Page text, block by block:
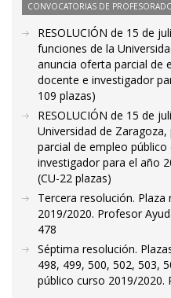
CONVOCATORIAS DE
RESOLUCIÓN de 15 de
funciones de la
anuncia oferta parcial de
docente e investigador
109 plazas)
RESOLUCIÓN de 15 de
Universidad de
parcial de empleo
investigador para el año
(CU-22 plazas)
Tercera resolución. Plaza
2019/2020. Profesor
478
Séptima resolución.
498, 499, 500, 502, 503,
público curso 2019/